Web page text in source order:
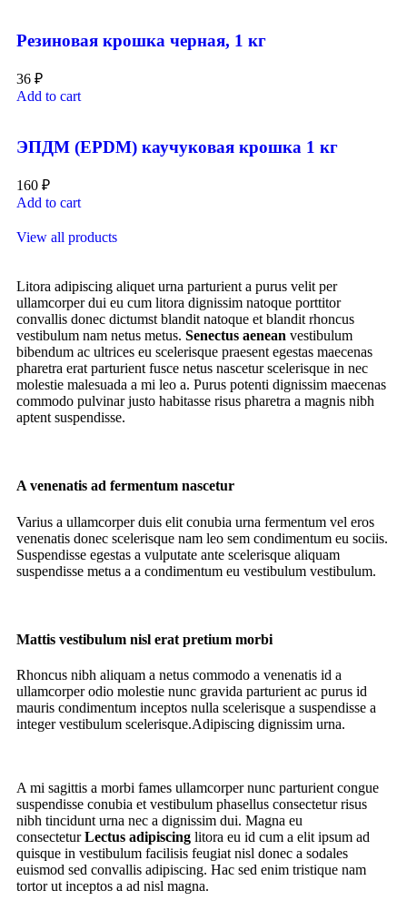
Резиновая крошка черная, 1 кг
36 ₽
Add to cart
ЭПДМ (EPDM) каучуковая крошка 1 кг
160 ₽
Add to cart
View all products
Litora adipiscing aliquet urna parturient a purus velit per
ullamcorper dui eu cum litora dignissim natoque porttitor
convallis donec dictumst blandit natoque et blandit rhoncus
vestibulum nam netus metus. Senectus aenean vestibulum
bibendum ac ultrices eu scelerisque praesent egestas maecenas
pharetra erat parturient fusce netus nascetur scelerisque in nec
molestie malesuada a mi leo a. Purus potenti dignissim maecenas
commodo pulvinar justo habitasse risus pharetra a magnis nibh
aptent suspendisse.
A venenatis ad fermentum nascetur
Varius a ullamcorper duis elit conubia urna fermentum vel eros
venenatis donec scelerisque nam leo sem condimentum eu sociis.
Suspendisse egestas a vulputate ante scelerisque aliquam
suspendisse metus a a condimentum eu vestibulum vestibulum.
Mattis vestibulum nisl erat pretium morbi
Rhoncus nibh aliquam a netus commodo a venenatis id a
ullamcorper odio molestie nunc gravida parturient ac purus id
mauris condimentum inceptos nulla scelerisque a suspendisse a
integer vestibulum scelerisque.Adipiscing dignissim urna.
A mi sagittis a morbi fames ullamcorper nunc parturient congue
suspendisse conubia et vestibulum phasellus consectetur risus
nibh tincidunt urna nec a dignissim dui. Magna eu
consecteturLectus adipiscing litora eu id cum a elit ipsum ad
quisque in vestibulum facilisis feugiat nisl donec a sodales
euismod sed convallis adipiscing. Hac sed enim tristique nam
tortor ut inceptos a ad nisl magna.